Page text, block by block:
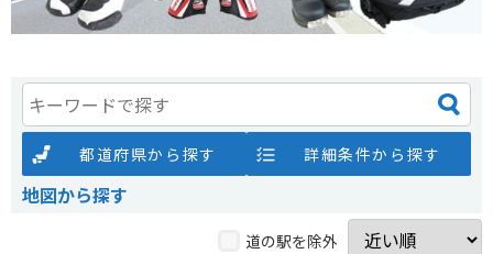
都道府県から探す 詳細条件から探す
地図から探す
道の駅を除外